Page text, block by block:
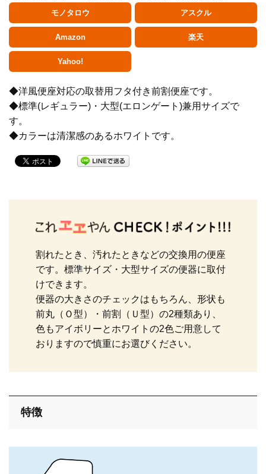
モノタロウ アスクル
Amazon 楽天
Yahoo!
◆洋風便座対応の取替用フタ付き前割便座です。
◆標準(レギュラー)・大型(エロンゲート)兼用サイズで
す。
◆カラーは清潔感のあるホワイトです。
割れたとき、汚れたときなどの交換用の便座
です。標準サイズ・大型サイズの便器に取付
けできます。
便器の大きさのチェックはもちろん、形状も
前丸（Ｏ型）・前割（Ｕ型）の2種類あり、
色もアイボリーとホワイトの2色ご用意して
おりますので慎重にお選びください。
特徴
水栓金具
水栓部品
洗濯機
洗面・手洗い